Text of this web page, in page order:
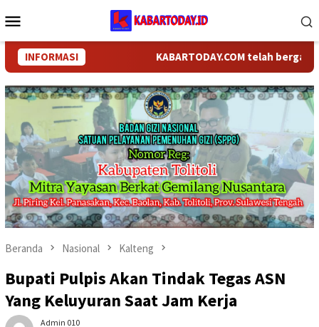
ke
Mobile
INFORMASI KABARTODAY.COM telah berganti
Beranda Nasional Kalteng
Bupati Pulpis Akan Tindak Tegas ASN
Yang Keluyuran Saat Jam Kerja
Admin 010